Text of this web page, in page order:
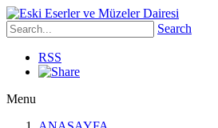
Search
RSS
Menu